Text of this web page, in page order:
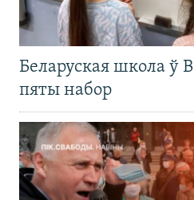
Беларуская школа ў
пяты набор